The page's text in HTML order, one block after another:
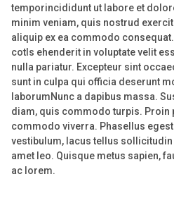
temporincididunt ut labore et
minim veniam, quis nostrud
aliquip ex ea commodo
cotls ehenderit in voluptate velit
nulla pariatur. Excepteur sint
sunt in culpa qui officia deserunt
laborumNunc a dapibus massa.
diam, quis commodo turpis. Proin
commodo viverra. Phasellus
vestibulum, lacus tellus
amet leo. Quisque metus sapien,
ac lorem.